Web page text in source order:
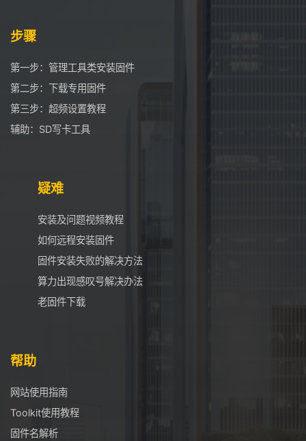
步骤
第一步：管理工具类安装固件
第二步：下载专用固件
第三步：超频设置教程
辅助：SD写卡工具
疑难
安装及问题视频教程
如何远程安装固件
固件安装失败的解决方法
算力出现感叹号解决办法
老固件下载
帮助
网站使用指南
Toolkit使用教程
固件名解析